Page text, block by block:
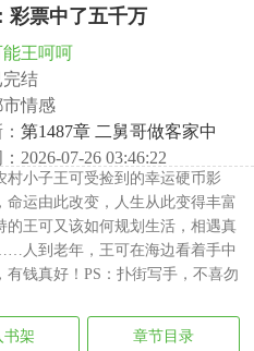
彩票中了五千万
能王呵呵
结
情感
第1487章 二舅哥做客家中
2026-07-26 03:46:22
村小子王可受捡到的幸运硬币影
运由此改变，人生从此变得丰富
的王可又该如何规划生活，相遇真
人到老年，王可在海边看着手中
钱真好！PS：扑街写手，不喜勿
书架 章节目录